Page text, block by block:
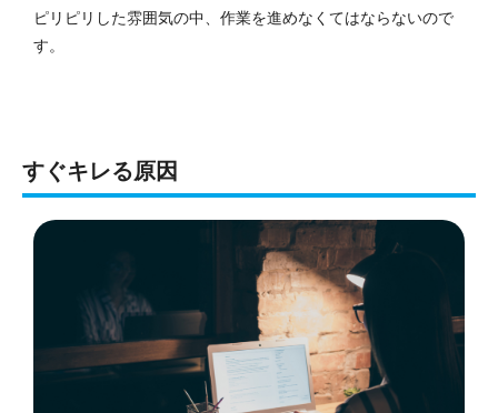
ピリピリした雰囲気の中、作業を進めなくてはならないので
す。
すぐキレる原因